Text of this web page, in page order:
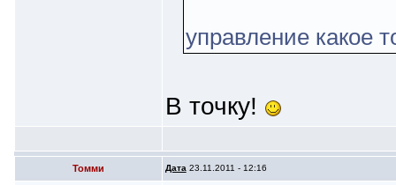
управление какое
В точку!
Томми Дата 23.11.2011 - 12:16